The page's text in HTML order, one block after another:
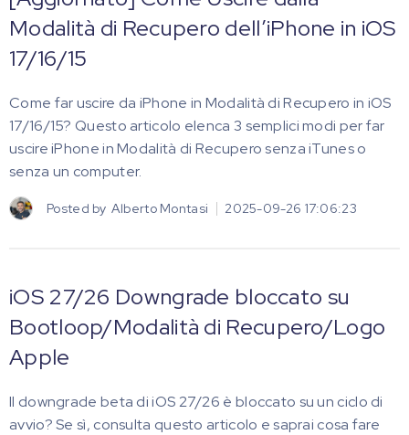
Modalità di Recupero dell’iPhone in iOS
17/16/15
Come far uscire da iPhone in Modalità di Recupero in iOS
17/16/15? Questo articolo elenca 3 semplici modi per far
uscire iPhone in Modalità di Recupero senza iTunes o
senza un computer.
Posted by Alberto Montasi 2025-09-26 17:06:23
iOS 27/26 Downgrade bloccato su
Bootloop/Modalità di Recupero/Logo
Apple
Il downgrade beta di iOS 27/26 è bloccato su un ciclo di
avvio? Se sì, consulta questo articolo e saprai cosa fare